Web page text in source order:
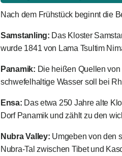
Nach dem Frühstück beginnt die
Samstanling: Das Kloster
wurde 1841 von Lama Tsultim
Panamik: Die heißen Quellen
schwefelhaltige Wasser soll bei
Ensa: Das etwa 250 Jahre alte
Dorf Panamik und zählt zu den
Nubra Valley: Umgeben von den
Nubra-Tal zwischen Tibet und